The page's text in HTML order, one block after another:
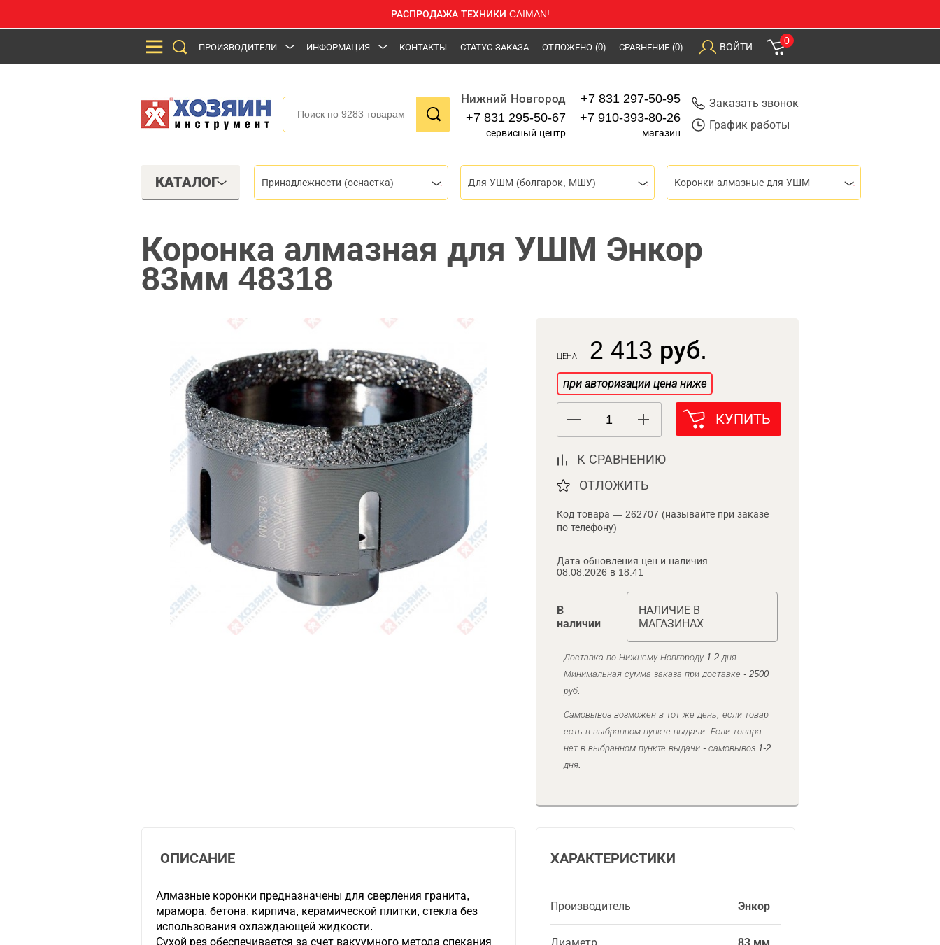
РАСПРОДАЖА ТЕХНИКИ CAIMAN!
ПРОИЗВОДИТЕЛИ ИНФОРМАЦИЯ КОНТАКТЫ СТАТУС ЗАКАЗА ОТЛОЖЕНО (0) СРАВНЕНИЕ (0) ВОЙТИ
0
Нижний Новгород
+7 831 295-50-67
сервисный центр
+7 831 297-50-95
+7 910-393-80-26
магазин
Заказать звонок
График работы
КАТАЛОГ Принадлежности (оснастка) Для УШМ (болгарок, МШУ) Коронки алмазные для УШМ
Коронка алмазная для УШМ Энкор
83мм 48318
ЦЕНА 2 413 руб.
при авторизации цена ниже
КУПИТЬ
К СРАВНЕНИЮ
ОТЛОЖИТЬ
Код товара — 262707 (называйте при заказе
по телефону)
Дата обновления цен и наличия:
08.08.2026 в 18:41
В
наличии
НАЛИЧИЕ В
МАГАЗИНАХ
Доставка по Нижнему Новгороду 1-2 дня .
Минимальная сумма заказа при доставке - 2500
руб.
Самовывоз возможен в тот же день, если товар
есть в выбранном пункте выдачи. Если товара
нет в выбранном пункте выдачи - самовывоз 1-2
дня.
ХАРАКТЕРИСТИКИ
Производитель Энкор
Диаметр 83 мм
ОПИСАНИЕ
Алмазные коронки предназначены для сверления гранита,
мрамора, бетона, кирпича, керамической плитки, стекла без
использования охлаждающей жидкости.
Сухой рез обеспечивается за счет вакуумного метода спекания